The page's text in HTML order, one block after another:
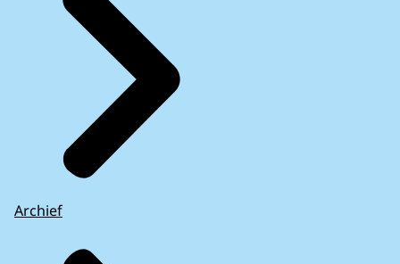
Archief